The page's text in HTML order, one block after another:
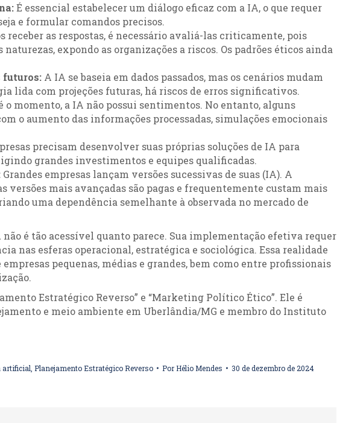
É essencial estabelecer um diálogo eficaz com a IA, o que requer
e formular comandos precisos.
receber as respostas, é necessário avaliá-las criticamente, pois
expondo as organizações a riscos. Os padrões éticos ainda
futuros: A IA se baseia em dados passados, mas os cenários mudam
lida com projeções futuras, há riscos de erros significativos.
o momento, a IA não possui sentimentos. No entanto, alguns
o aumento das informações processadas, simulações emocionais
precisam desenvolver suas próprias soluções de IA para
grandes investimentos e equipes qualificadas.
Grandes empresas lançam versões sucessivas de suas (IA). A
versões mais avançadas são pagas e frequentemente custam mais
uma dependência semelhante à observada no mercado de
não é tão acessível quanto parece. Sua implementação efetiva requer
nas esferas operacional, estratégica e sociológica. Essa realidade
pequenas, médias e grandes, bem como entre profissionais
Estratégico Reverso” e “Marketing Político Ético”. Ele é
e meio ambiente em Uberlândia/MG e membro do Instituto
artificial Planejamento Estratégico Reverso PorHélio Mendes 30 de dezembro de 2024